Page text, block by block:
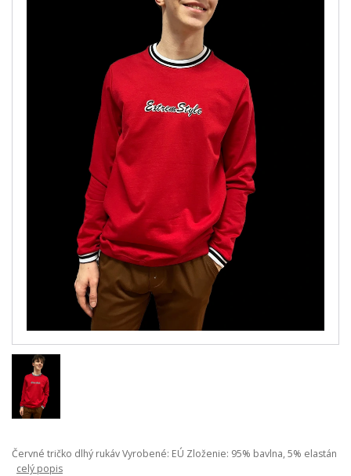
Červné tričko dlhý rukáv Vyrobené: EÚ Zloženie: 95% bavlna, 5% elastán
celý popis